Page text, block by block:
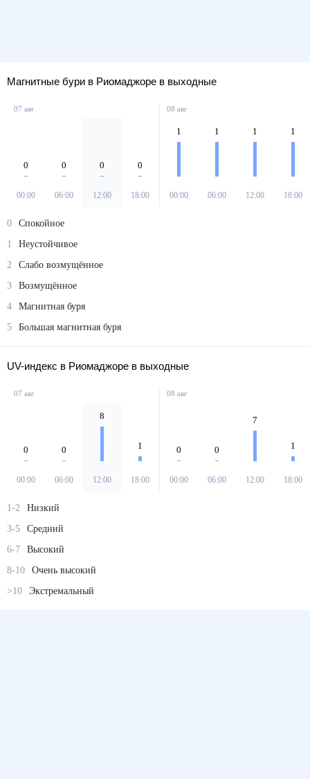
Магнитные бури в Риомаджоре в выходные
07 авг
0
00:00
0
06:00
0
12:00
0
18:00
08 авг
1
00:00
1
06:00
1
12:00
1
18:00
0
Спокойное
1
Неустойчивое
2
Слабо возмущённое
3
Возмущённое
4
Магнитная буря
5
Большая магнитная буря
UV-индекс в Риомаджоре в выходные
07 авг
0
00:00
0
06:00
8
12:00
1
18:00
08 авг
0
00:00
0
06:00
7
12:00
1
18:00
1-2
Низкий
3-5
Средний
6-7
Высокий
8-10
Очень высокий
>10
Экстремальный